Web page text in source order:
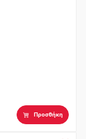
Προσθήκη